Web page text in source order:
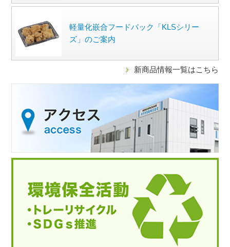
軽量化嵌合フードパック「KLSシリー
ズ」のご案内
新商品情報一覧はこちら